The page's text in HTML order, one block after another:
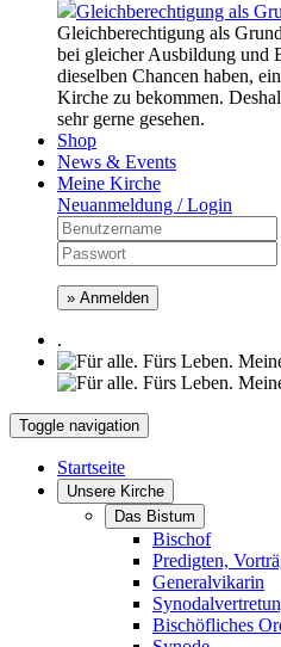
Gleichberechtigung als
Gleichberechtigung als
bei gleicher Ausbildung und
dieselben Chancen haben,
Kirche zu bekommen.
sehr gerne gesehen.
Shop
News & Events
Meine Kirche
Neuanmeldung / Login
» Anmelden
.
Toggle navigation
Startseite
Unsere Kirche
Das Bistum
Bischof
Predigten,
Generalvikarin
Bischöfliches